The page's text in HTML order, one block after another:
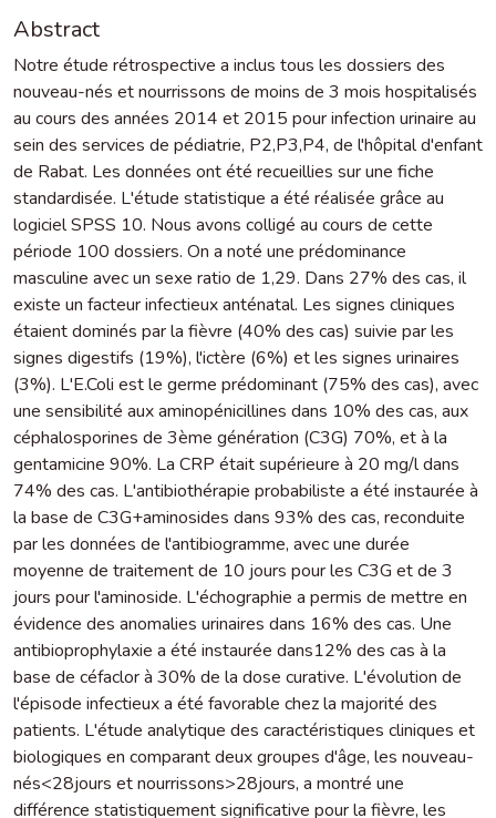
Abstract
Notre étude rétrospective a inclus tous les dossiers des
nouveau-nés et nourrissons de moins de 3 mois hospitalisés
au cours des années 2014 et 2015 pour infection urinaire au
sein des services de pédiatrie, P2,P3,P4, de l'hôpital d'enfant
de Rabat. Les données ont été recueillies sur une fiche
standardisée. L'étude statistique a été réalisée grâce au
logiciel SPSS 10. Nous avons colligé au cours de cette
période 100 dossiers. On a noté une prédominance
masculine avec un sexe ratio de 1,29. Dans 27% des cas, il
existe un facteur infectieux anténatal. Les signes cliniques
étaient dominés par la fièvre (40% des cas) suivie par les
signes digestifs (19%), l'ictère (6%) et les signes urinaires
(3%). L'E.Coli est le germe prédominant (75% des cas), avec
une sensibilité aux aminopénicillines dans 10% des cas, aux
céphalosporines de 3ème génération (C3G) 70%, et à la
gentamicine 90%. La CRP était supérieure à 20 mg/l dans
74% des cas. L'antibiothérapie probabiliste a été instaurée à
la base de C3G+aminosides dans 93% des cas, reconduite
par les données de l'antibiogramme, avec une durée
moyenne de traitement de 10 jours pour les C3G et de 3
jours pour l'aminoside. L'échographie a permis de mettre en
évidence des anomalies urinaires dans 16% des cas. Une
antibioprophylaxie a été instaurée dans12% des cas à la
base de céfaclor à 30% de la dose curative. L'évolution de
l'épisode infectieux a été favorable chez la majorité des
patients. L'étude analytique des caractéristiques cliniques et
biologiques en comparant deux groupes d'âge, les nouveau-
nés<28jours et nourrissons>28jours, a montré une
différence statistiquement significative pour la fièvre, les